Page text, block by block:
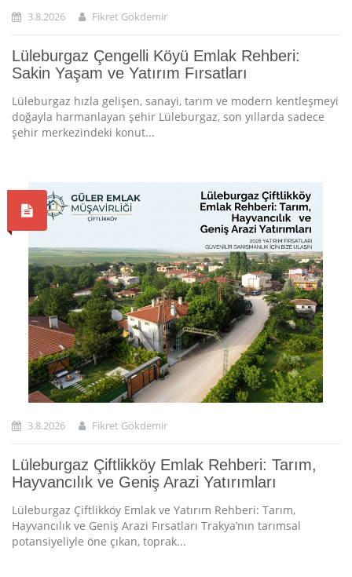
3.8.2026 Fikret Gökdemir
Lüleburgaz Çengelli Köyü Emlak Rehberi:
Sakin Yaşam ve Yatırım Fırsatları
Lüleburgaz hızla gelişen, sanayi, tarım ve modern kentleşmeyi
doğayla harmanlayan şehir Lüleburgaz, son yıllarda sadece
şehir merkezindeki konut...
3.8.2026 Fikret Gökdemir
Lüleburgaz Çiftlikköy Emlak Rehberi: Tarım,
Hayvancılık ve Geniş Arazi Yatırımları
Lüleburgaz Çiftlikköy Emlak ve Yatırım Rehberi: Tarım,
Hayvancılık ve Geniş Arazi Fırsatları Trakya’nın tarımsal
potansiyeliyle öne çıkan, toprak...